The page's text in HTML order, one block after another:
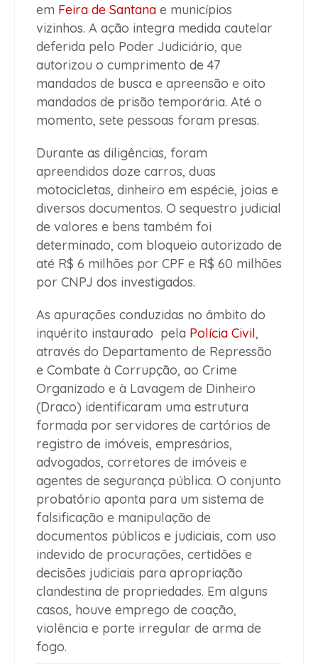
em Feira de Santana e municípios
vizinhos. A ação integra medida cautelar
deferida pelo Poder Judiciário, que
autorizou o cumprimento de 47
mandados de busca e apreensão e oito
mandados de prisão temporária. Até o
momento, sete pessoas foram presas.
Durante as diligências, foram
apreendidos doze carros, duas
motocicletas, dinheiro em espécie, joias e
diversos documentos. O sequestro judicial
de valores e bens também foi
determinado, com bloqueio autorizado de
até R$ 6 milhões por CPF e R$ 60 milhões
por CNPJ dos investigados.
As apurações conduzidas no âmbito do
inquérito instaurado pela Polícia Civil,
através do Departamento de Repressão
e Combate à Corrupção, ao Crime
Organizado e à Lavagem de Dinheiro
(Draco) identificaram uma estrutura
formada por servidores de cartórios de
registro de imóveis, empresários,
advogados, corretores de imóveis e
agentes de segurança pública. O conjunto
probatório aponta para um sistema de
falsificação e manipulação de
documentos públicos e judiciais, com uso
indevido de procurações, certidões e
decisões judiciais para apropriação
clandestina de propriedades. Em alguns
casos, houve emprego de coação,
violência e porte irregular de arma de
fogo.